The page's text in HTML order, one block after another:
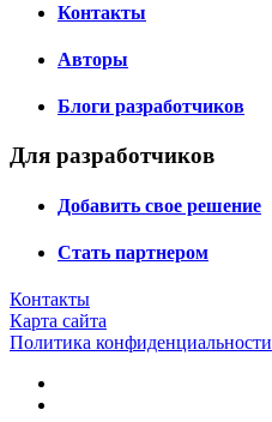
Контакты
Авторы
Блоги разработчиков
Для разработчиков
Добавить свое решение
Стать партнером
Контакты
Карта сайта
Политика конфиденциальности